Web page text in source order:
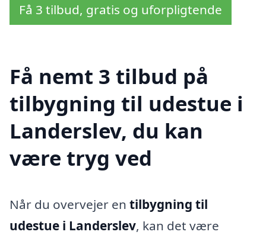
Få 3 tilbud, gratis og uforpligtende
Få nemt 3 tilbud på
tilbygning til udestue i
Landerslev, du kan
være tryg ved
Når du overvejer en tilbygning til
udestue i Landerslev, kan det være